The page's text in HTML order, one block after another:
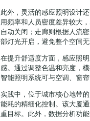
此外，灵活的感应照明设计
用频率和人员密度差异较大
自动关闭；走廊则根据人流
部灯光开启，避免整个空间无
在提升舒适度方面，感应照
感。通过调整色温和亮度，
智能照明系统可与空调、窗
实践中，位于城市核心地带
能耗的精细化控制。该大厦
重目标。此外，数据分析功